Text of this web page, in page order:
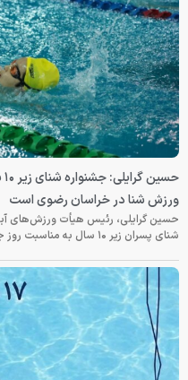
ورزش شنا در خراسان رضوی است
حسین گرایلی، رئیس هیأت ورزش‌های
شنای پسران زیر ۱۰ سال به مناسبت روز جهانی شنا اظهار کرد: این جشنواره روز جمعه‌ ۱۶